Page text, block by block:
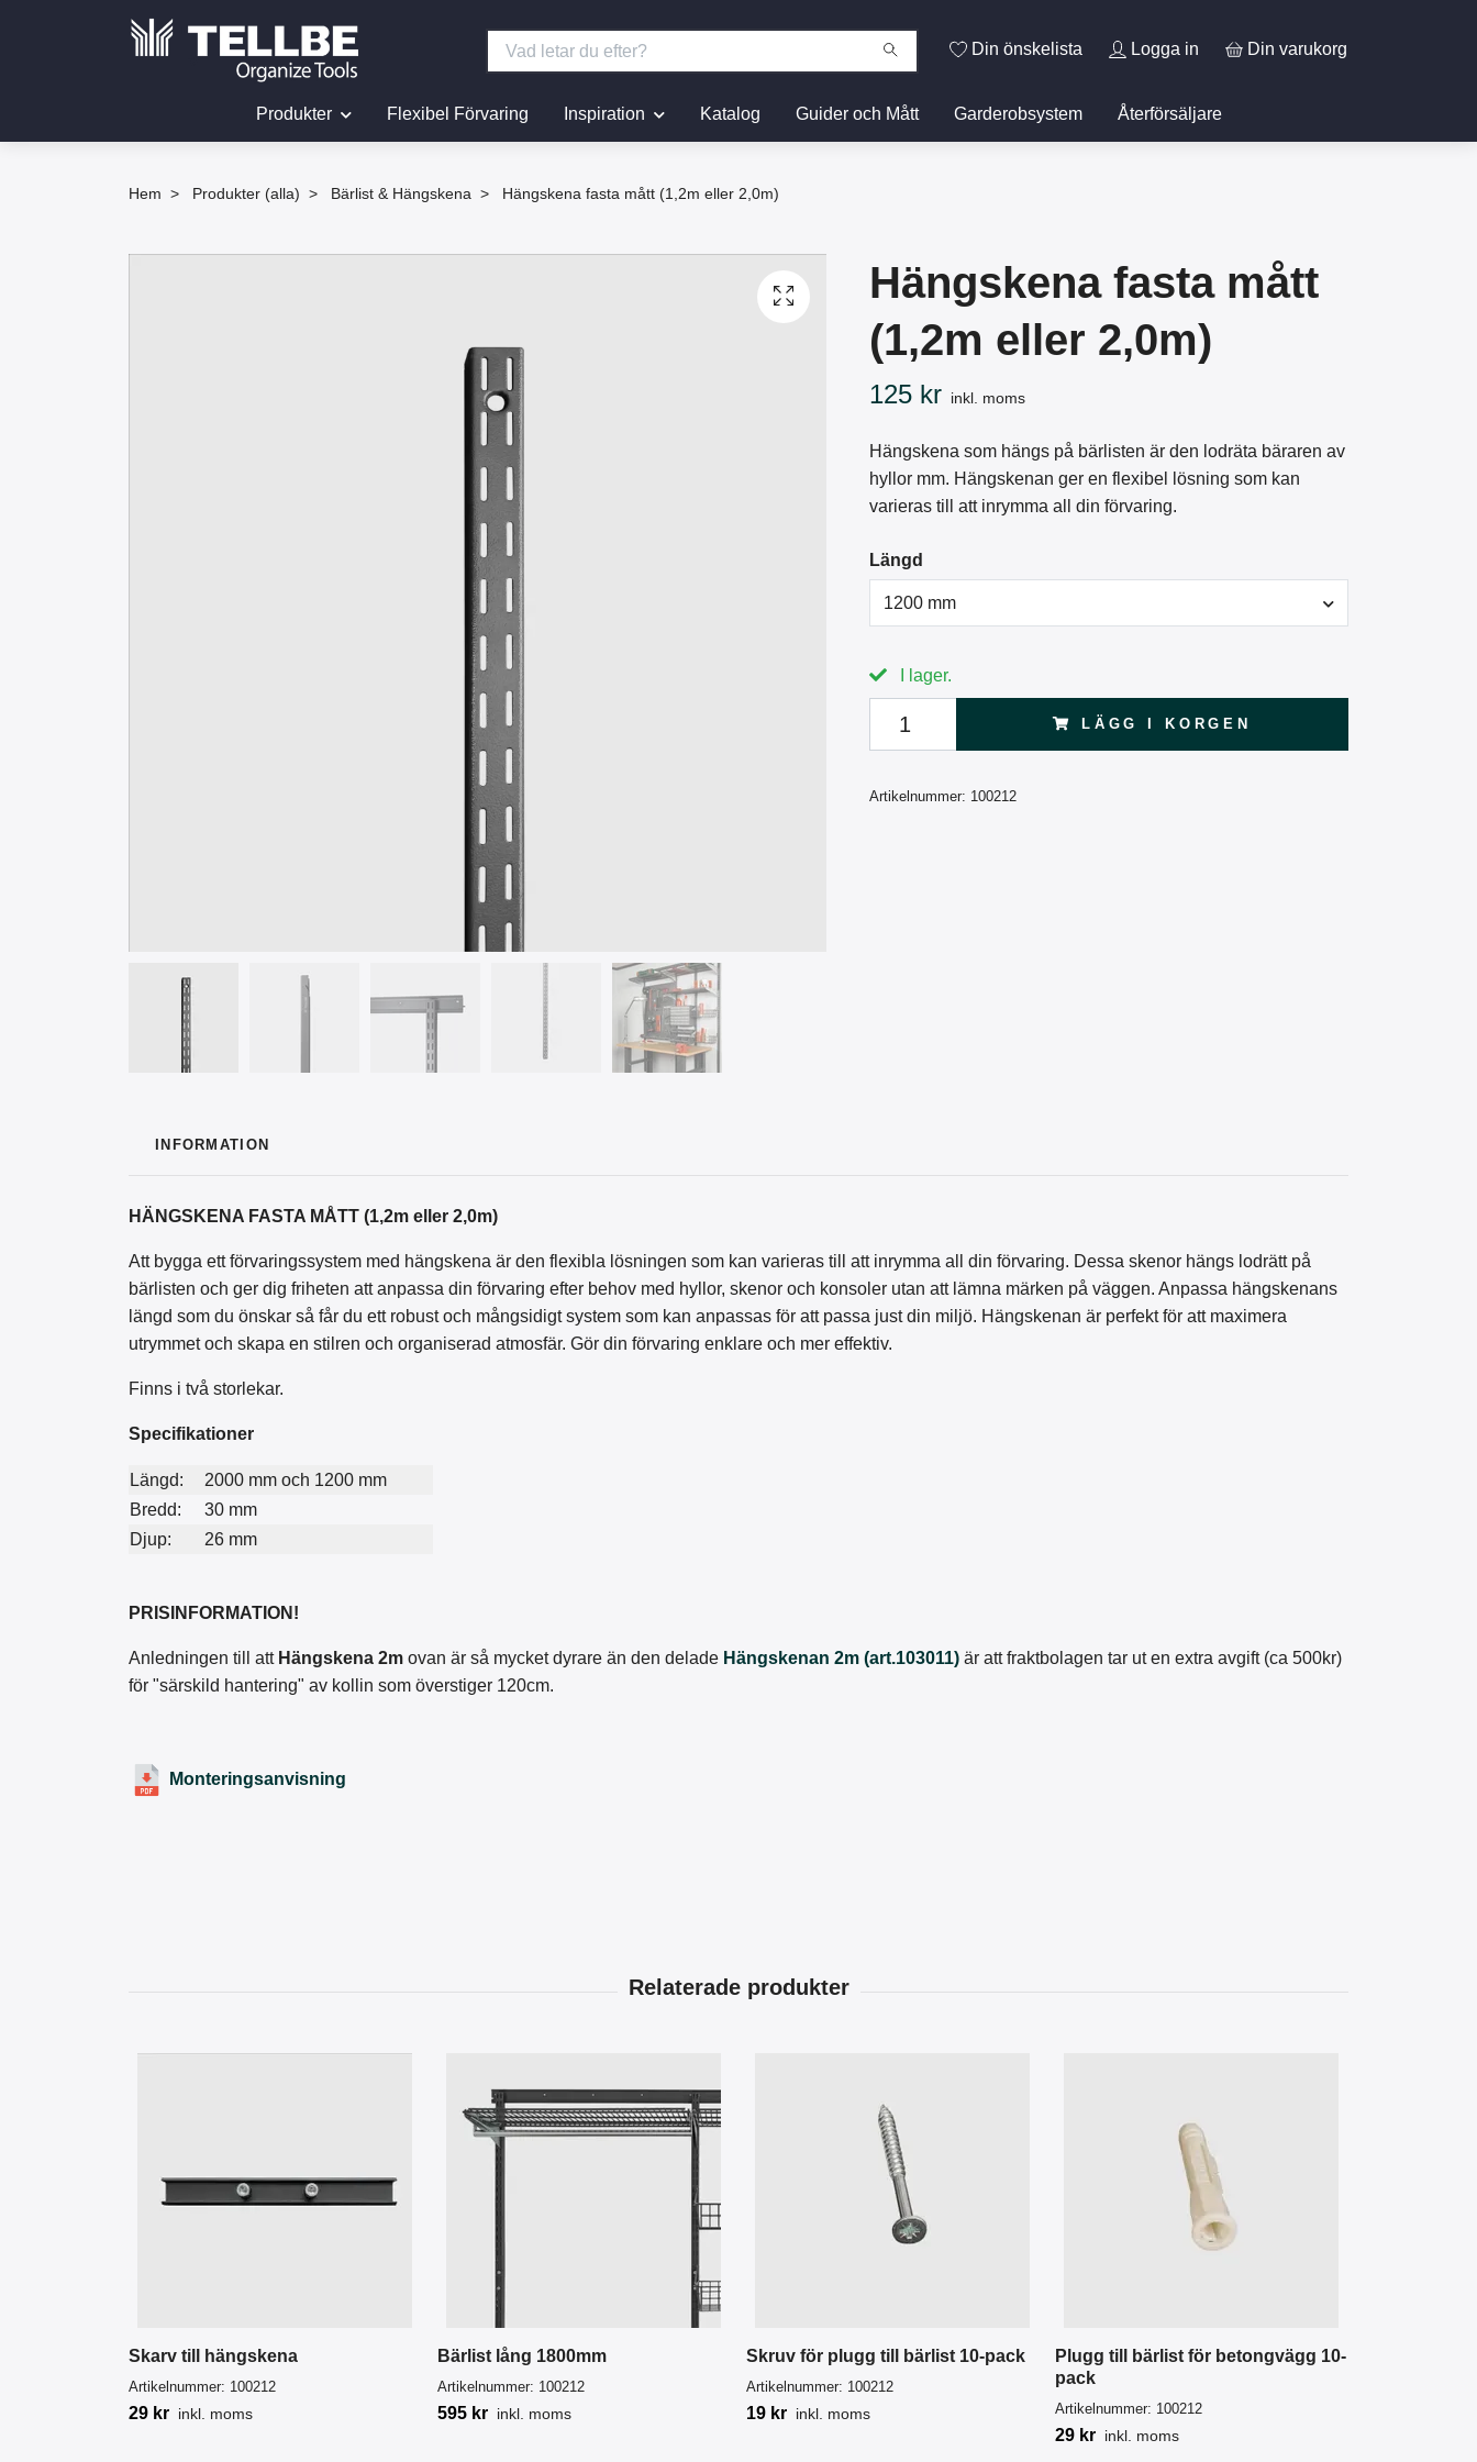
Din önskelista Logga in Din varukorg
Produkter Flexibel Förvaring Inspiration Katalog Guider och Mått Garderobsystem Återförsäljare
Hem Produkter (alla) Bärlist & Hängskena Hängskena fasta mått (1,2m eller 2,0m)
Hängskena fasta mått
(1,2m eller 2,0m)
125 kr inkl. moms
Hängskena som hängs på bärlisten är den lodräta bäraren av
hyllor mm. Hängskenan ger en flexibel lösning som kan
varieras till att inrymma all din förvaring.
Längd
1200 mm
I lager.
LÄGG I KORGEN
Artikelnummer: 100212
INFORMATION
HÄNGSKENA FASTA MÅTT (1,2m eller 2,0m)
Att bygga ett förvaringssystem med hängskena är den flexibla lösningen som kan varieras till att inrymma all din förvaring. Dessa skenor hängs lodrätt på
bärlisten och ger dig friheten att anpassa din förvaring efter behov med hyllor, skenor och konsoler utan att lämna märken på väggen. Anpassa hängskenans
längd som du önskar så får du ett robust och mångsidigt system som kan anpassas för att passa just din miljö. Hängskenan är perfekt för att maximera
utrymmet och skapa en stilren och organiserad atmosfär. Gör din förvaring enklare och mer effektiv.
Finns i två storlekar.
Specifikationer
Längd:
2000 mm och 1200 mm
Bredd:
30 mm
Djup:
26 mm
PRISINFORMATION!
Anledningen till att Hängskena 2m ovan är så mycket dyrare än den delade Hängskenan 2m (art.103011) är att fraktbolagen tar ut en extra avgift (ca 500kr)
för "särskild hantering" av kollin som överstiger 120cm.
Monteringsanvisning
Skarv till hängskena
Artikelnummer: 100212
29 kr inkl. moms
Bärlist lång 1800mm
Artikelnummer: 100212
595 kr inkl. moms
Skruv för plugg till bärlist 10-pack
Artikelnummer: 100212
19 kr inkl. moms
Plugg till bärlist för betongvägg 10-
pack
Artikelnummer: 100212
29 kr inkl. moms